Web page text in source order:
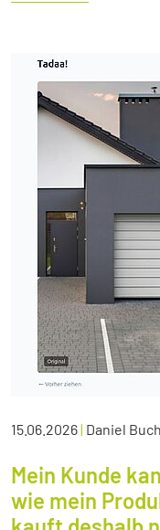
15.06.2026| Daniel
Mein Kunde
wie mein